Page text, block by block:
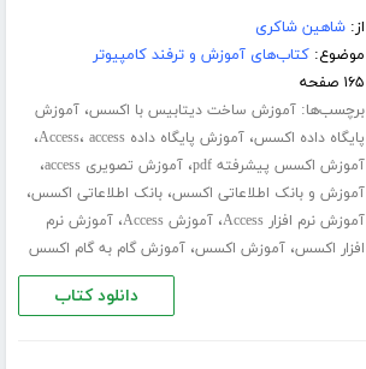
از:شاهین شاکری
موضوع:کتاب‌های آموزش و ترفند کامپیوتر
۱۶۵ صفحه
برچسب‌ها:آموزش ساخت دیتابیس با اکسس،آموزش
پایگاه داده اکسس،آموزش پایگاه داده Access ، access ،
آموزش اکسس پیشرفته pdf ،آموزش تصویری access ،
آموزش و بانک اطلاعاتی اکسس،بانک اطلاعاتی اکسس،
آموزش نرم افزار Access ،آموزش Access ،آموزش نرم
افزار اکسس،آموزش اکسس،آموزش گام به گام اکسس
دانلود کتاب